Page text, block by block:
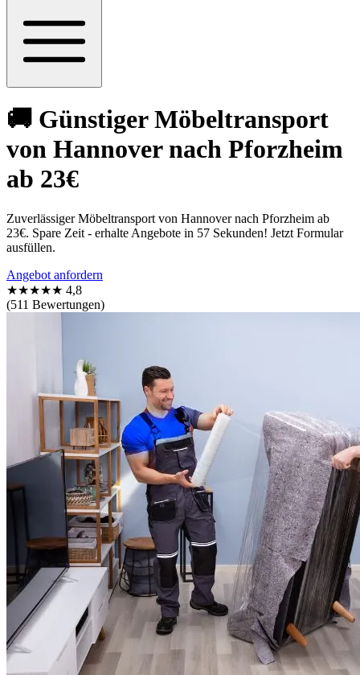
🚚 Günstiger Möbeltransport
von Hannover nach Pforzheim
ab 23€
Zuverlässiger Möbeltransport von Hannover nach Pforzheim ab
23€. Spare Zeit - erhalte Angebote in 57 Sekunden! Jetzt Formular
ausfüllen.
Angebot anfordern
★★★★★ 4,8
(511 Bewertungen)